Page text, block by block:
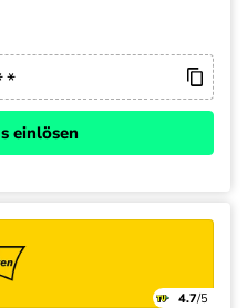
einlösen
4.7/5